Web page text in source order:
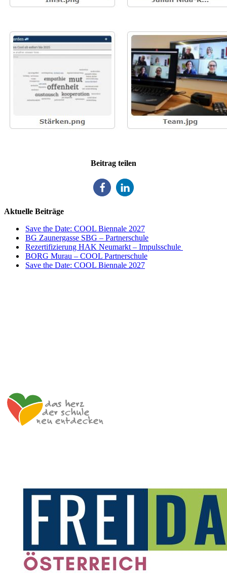
Beitrag teilen
Aktuelle Beiträge
Save the Date: COOL Biennale 2027
BG Zaunergasse SBG – Partnerschule
Rezertifizierung HAK Neumarkt – Impulsschule
BORG Murau – COOL Partnerschule
Save the Date: COOL Biennale 2027